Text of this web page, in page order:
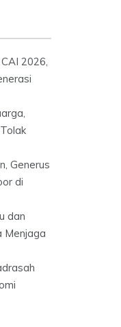
2026,
Generus
di
dan
Menjaga